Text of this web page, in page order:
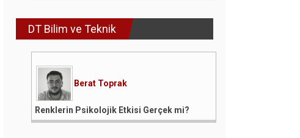
DT Bilim ve Teknik
Berat Toprak
Renklerin Psikolojik Etkisi Gerçek mi?